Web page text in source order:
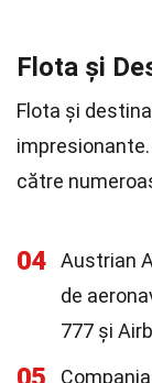
Flota și
Flota și
către
04
Austrian
de
777 și